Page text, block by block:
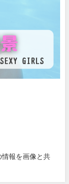
情報を画像と共